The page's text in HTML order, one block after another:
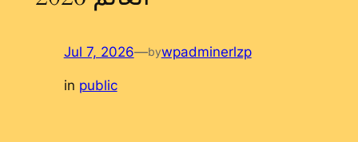
Jul 7, 2026—bywpadminerlzp
in public